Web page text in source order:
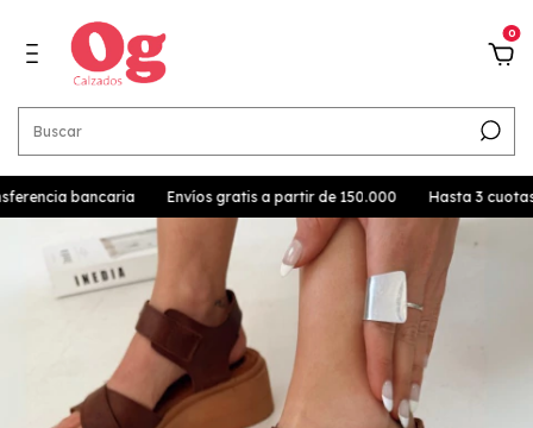
0
bancaria Envíos gratis a partir de 150.000 Hasta 3 cuotas